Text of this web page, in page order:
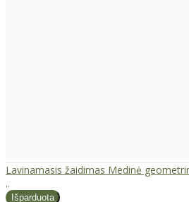
Lavinamasis žaidimas Medinė
..